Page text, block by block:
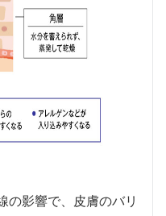
の影響で、皮膚のバリ